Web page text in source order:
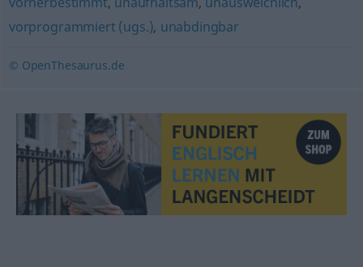
vorprogrammiert (ugs.), unabdingbar
© OpenThesaurus.de